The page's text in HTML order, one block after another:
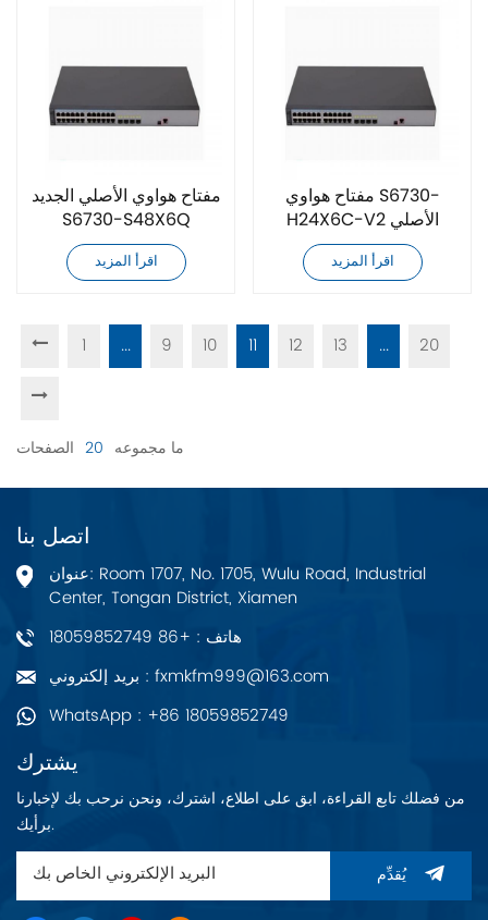
مفتاح هواوي الأصلي الجديد
S6730-S48X6Q
اقرأ المزيد
مفتاح هواوي S6730-
H24X6C-V2 الأصلي
الجديد تمامًا
اقرأ المزيد
1 ... 9 10 11 12 13 ... 20
ما مجموعه 20 الصفحات
اتصل بنا
عنوان: Room 1707, No. 1705, Wulu Road, Industrial
Center, Tongan District, Xiamen
هاتف : +86 18059852749
بريد إلكتروني : fxmkfm999@163.com
WhatsApp : +86 18059852749
يشترك
من فضلك تابع القراءة، ابق على اطلاع، اشترك، ونحن نرحب بك لإخبارنا
برأيك.
يُقدِّم